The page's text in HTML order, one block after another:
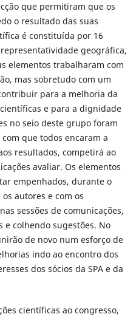
que permitiram que os
o resultado das suas
é constituída por 16
geográfica,
elementos trabalharam com
mas sobretudo com um
para a melhoria da
e para a dignidade
no seio deste grupo foram
que todos encaram a
resultados, competirá ao
avaliar. Os elementos
empenhados, durante o
autores e com os
sessões de comunicações,
colhendo sugestões. No
de novo num esforço de
indo ao encontro dos
dos sócios da SPA e da
científicas ao congresso,